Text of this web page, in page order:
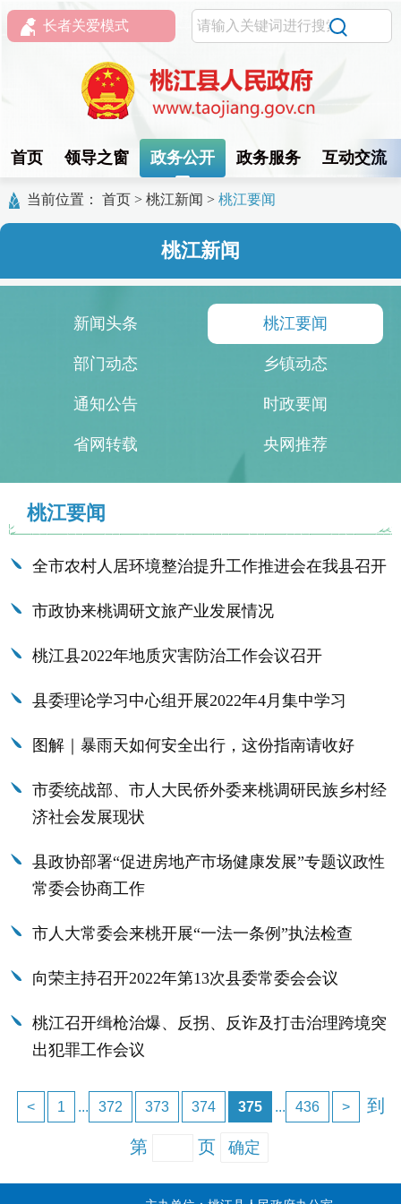
长者关爱模式
首页 领导之窗 政务公开 政务服务 互动交流
当前位置： 首页 > 桃江新闻 > 桃江要闻
桃江新闻
新闻头条 桃江要闻
部门动态 乡镇动态
通知公告 时政要闻
省网转载 央网推荐
桃江要闻
全市农村人居环境整治提升工作推进会在我县召开
市政协来桃调研文旅产业发展情况
桃江县2022年地质灾害防治工作会议召开
县委理论学习中心组开展2022年4月集中学习
图解｜暴雨天如何安全出行，这份指南请收好
市委统战部、市人大民侨外委来桃调研民族乡村经
济社会发展现状
县政协部署“促进房地产市场健康发展”专题议政性
常委会协商工作
市人大常委会来桃开展“一法一条例”执法检查
向荣主持召开2022年第13次县委常委会会议
桃江召开缉枪治爆、反拐、反诈及打击治理跨境突
出犯罪工作会议
< 1 ... 372 373 374 375 ... 436 > 到
第 页 确定